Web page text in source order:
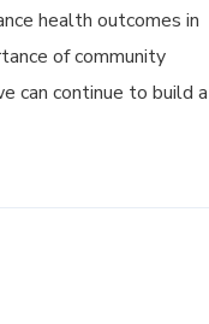
health outcomes in
of community
can continue to build a